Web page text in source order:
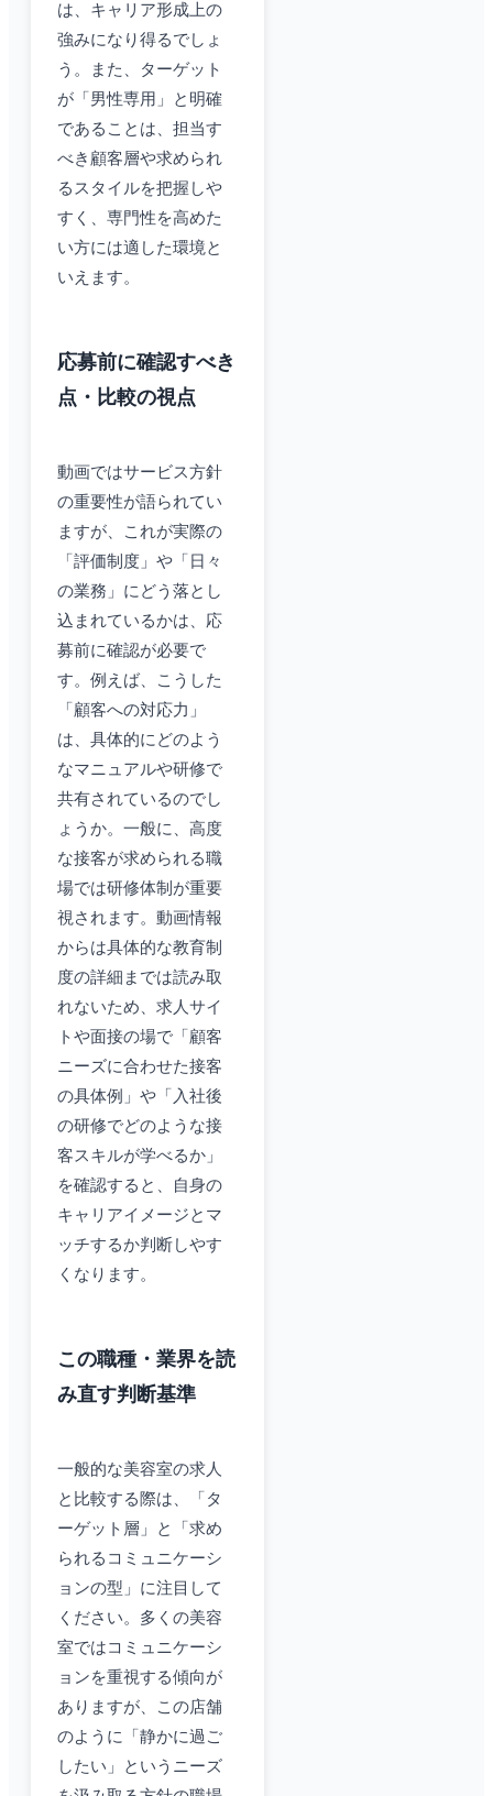
は、キャリア形成上の
強みになり得るでしょ
う。また、ターゲット
が「男性専用」と明確
であることは、担当す
べき顧客層や求められ
るスタイルを把握しや
すく、専門性を高めた
い方には適した環境と
いえます。
応募前に確認すべき
点・比較の視点
動画ではサービス方針
の重要性が語られてい
ますが、これが実際の
「評価制度」や「日々
の業務」にどう落とし
込まれているかは、応
募前に確認が必要で
す。例えば、こうした
「顧客への対応力」
は、具体的にどのよう
なマニュアルや研修で
共有されているのでし
ょうか。一般に、高度
な接客が求められる職
場では研修体制が重要
視されます。動画情報
からは具体的な教育制
度の詳細までは読み取
れないため、求人サイ
トや面接の場で「顧客
ニーズに合わせた接客
の具体例」や「入社後
の研修でどのような接
客スキルが学べるか」
を確認すると、自身の
キャリアイメージとマ
ッチするか判断しやす
くなります。
この職種・業界を読
み直す判断基準
一般的な美容室の求人
と比較する際は、「タ
ーゲット層」と「求め
られるコミュニケーシ
ョンの型」に注目して
ください。多くの美容
室ではコミュニケーシ
ョンを重視する傾向が
ありますが、この店舗
のように「静かに過ご
したい」というニーズ